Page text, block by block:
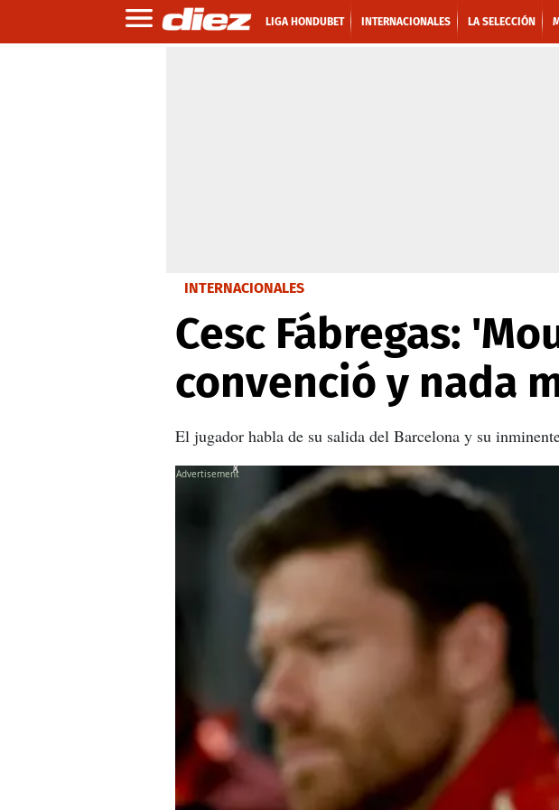
LIGA HONDUBET INTERNACIONALES LA SELECCIÓN
INTERNACIONALES
Cesc Fábregas:
convenció y nada
El jugador habla de su salida del Barcelona y su
X